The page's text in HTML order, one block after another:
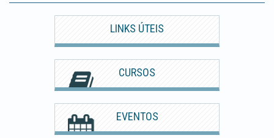
LINKS ÚTEIS
CURSOS
EVENTOS